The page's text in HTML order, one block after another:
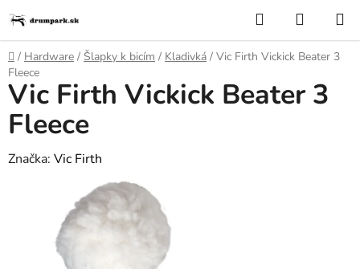
na
obsah
Hľadať
KOŠÍK
Domov
/ Hardware / Šlapky k bicím / Kladivká / Vic Firth Vickick Beater 3
Fleece
Vic Firth Vickick Beater 3
Fleece
Značka: Vic Firth